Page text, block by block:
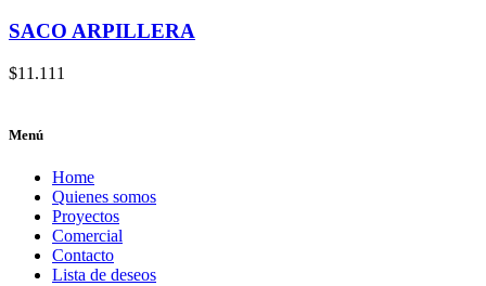
SACO ARPILLERA
$11.111
Menú
Home
Quienes somos
Proyectos
Comercial
Contacto
Lista de deseos